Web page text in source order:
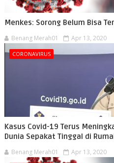
Menkes: Sorong Belum Bisa
Benang Merah01 Apr 13, 2020
CORONAVIRUS
Kasus Covid-19 Terus
Dunia Sepakat Tinggal di
Benang Merah01 Apr 13, 2020